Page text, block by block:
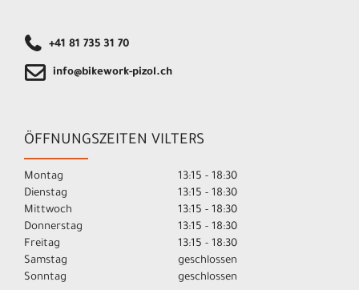
+41 81 735 31 70
info@bikework-pizol.ch
ÖFFNUNGSZEITEN VILTERS
Montag
13:15 - 18:30
Dienstag
13:15 - 18:30
Mittwoch
13:15 - 18:30
Donnerstag
13:15 - 18:30
Freitag
13:15 - 18:30
Samstag
geschlossen
Sonntag
geschlossen